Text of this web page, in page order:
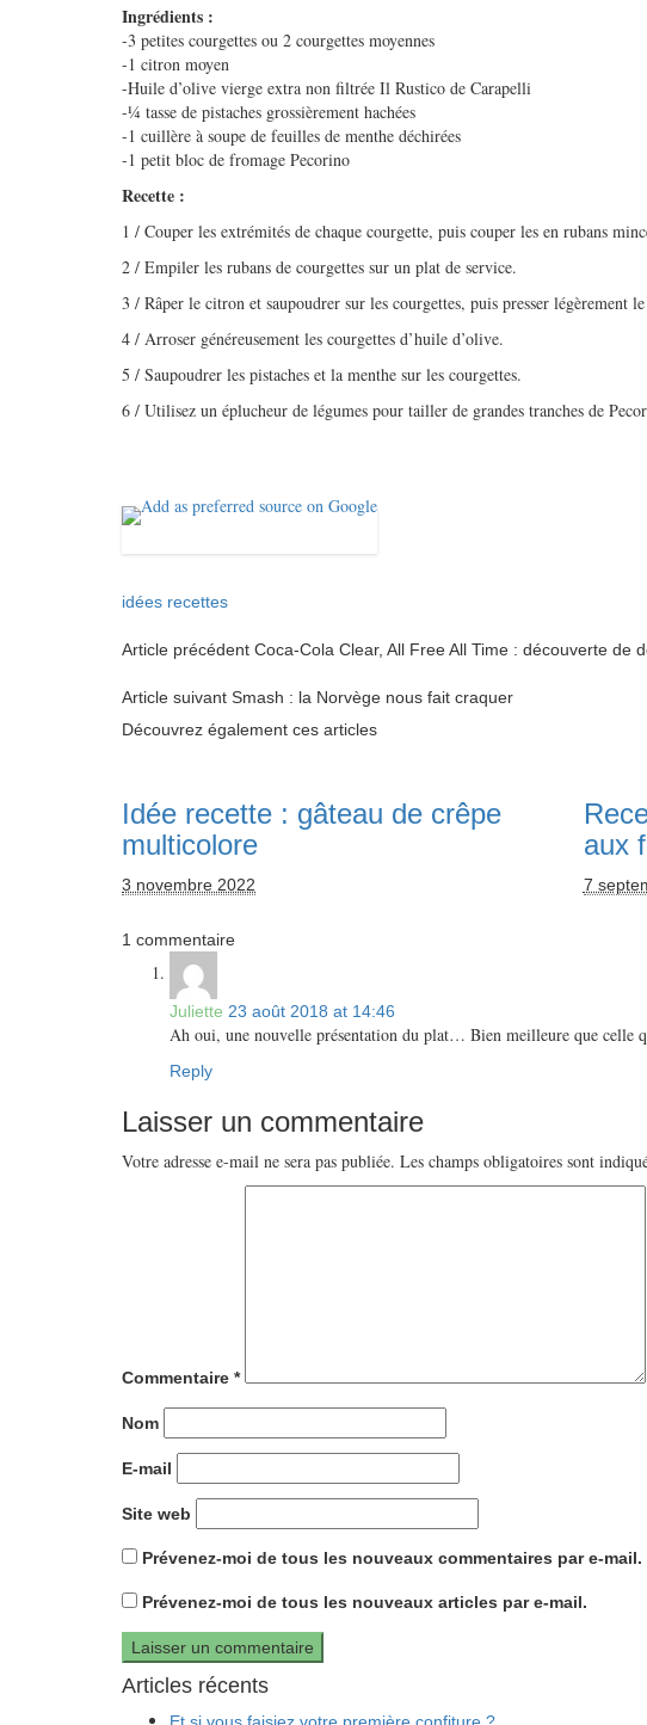
Ingrédients :
-3 petites courgettes ou 2 courgettes moyennes
-1 citron moyen
-Huile d’olive vierge extra non filtrée Il Rustico de Carapelli
-¼ tasse de pistaches grossièrement hachées
-1 cuillère à soupe de feuilles de menthe déchirées
-1 petit bloc de fromage Pecorino
Recette :
1 / Couper les extrémités de chaque courgette, puis couper les en rubans
2 / Empiler les rubans de courgettes sur un plat de service.
3 / Râper le citron et saupoudrer sur les courgettes, puis presser légèrement
4 / Arroser généreusement les courgettes d’huile d’olive.
5 / Saupoudrer les pistaches et la menthe sur les courgettes.
6 / Utilisez un éplucheur de légumes pour tailler de grandes tranches de
idées recettes
Article précédent Coca-Cola Clear, All Free All Time : découverte de
Article suivant Smash : la Norvège nous fait craquer
Découvrez également ces articles
Idée recette : gâteau de crêpe
multicolore
3 novembre 2022
aux
7
1 commentaire
Juliette 23 août 2018 at 14:46
Ah oui, une nouvelle présentation du plat… Bien meilleure que celle
Reply
Laisser un commentaire
Votre adresse e-mail ne sera pas publiée. Les champs obligatoires sont
Commentaire *
Nom
E-mail
Site web
Prévenez-moi de tous les nouveaux commentaires par e-mail.
Prévenez-moi de tous les nouveaux articles par e-mail.
Articles récents